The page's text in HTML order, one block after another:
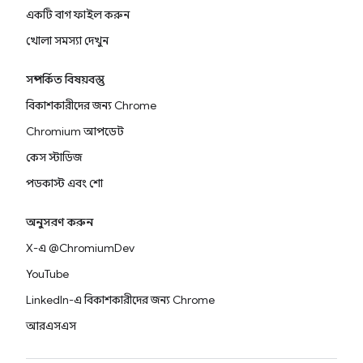
একটি বাগ ফাইল করুন
খোলা সমস্যা দেখুন
সম্পর্কিত বিষয়বস্তু
বিকাশকারীদের জন্য Chrome
Chromium আপডেট
কেস স্টাডিজ
পডকাস্ট এবং শো
অনুসরণ করুন
X-এ @ChromiumDev
YouTube
LinkedIn-এ বিকাশকারীদের জন্য Chrome
আরএসএস